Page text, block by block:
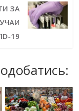
ЗА
19